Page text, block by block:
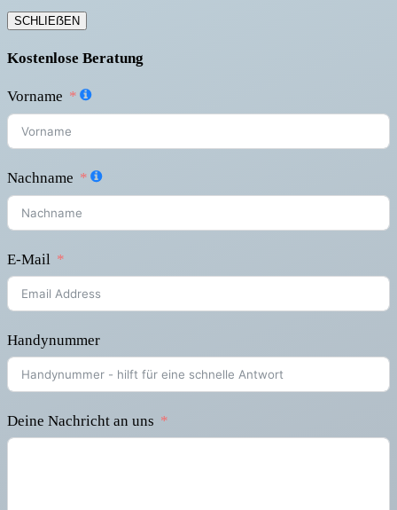
SCHLIEẞEN
Kostenlose Beratung
Vorname
Nachname
E-Mail
Handynummer
Deine Nachricht an uns